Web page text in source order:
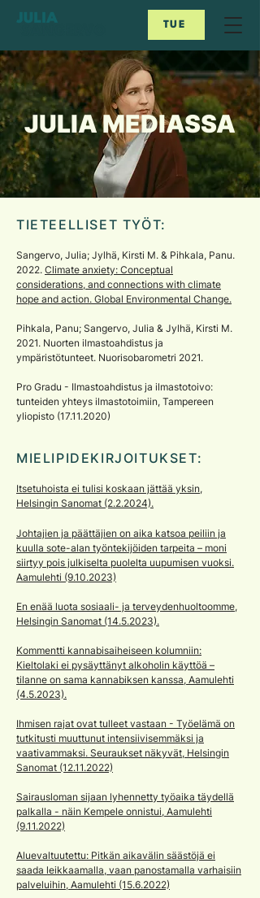
TUE
JULIA MEDIASSA
TIETEELLISET TYÖT:
Sangervo, Julia; Jylhä, Kirsti M. & Pihkala, Panu.
2022. Climate anxiety: Conceptual
considerations, and connections with climate
hope and action. Global Environmental Change.
Pihkala, Panu; Sangervo, Julia & Jylhä, Kirsti M.
2021. Nuorten ilmastoahdistus ja
ympäristötunteet. Nuorisobarometri 2021.
Pro Gradu - Ilmastoahdistus ja ilmastotoivo:
tunteiden yhteys ilmastotoimiin, Tampereen
yliopisto (17.11.2020)
MIELIPIDEKIRJOITUKSET:
Itsetuhoista ei tulisi koskaan jättää yksin,
Helsingin Sanomat (2.2.2024).
Johtajien ja päättäjien on aika katsoa peiliin ja
kuulla sote-alan työntekijöiden tarpeita – moni
siirtyy pois julkiselta puolelta uupumisen vuoksi.
Aamulehti (9.10.2023)
En enää luota sosiaali- ja terveydenhuoltoomme,
Helsingin Sanomat (14.5.2023).
Kommentti kannabisaiheiseen kolumniin:
Kieltolaki ei pysäyttänyt alkoholin käyttöä –
tilanne on sama kannabiksen kanssa, Aamulehti
(4.5.2023).
Ihmisen rajat ovat tulleet vastaan - Työelämä on
tutkitusti muuttunut intensiivisemmäksi ja
vaativammaksi. Seuraukset näkyvät, Helsingin
Sanomat (12.11.2022)
Sairausloman sijaan lyhennetty työaika täydellä
palkalla - näin Kempele onnistui, Aamulehti
(9.11.2022)
Aluevaltuutettu: Pitkän aikavälin säästöjä ei
saada leikkaamalla, vaan panostamalla varhaisiin
palveluihin, Aamulehti (15.6.2022)